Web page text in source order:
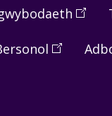
(Open
(Open